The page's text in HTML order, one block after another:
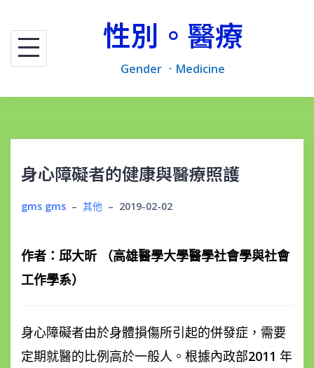
至
性別。醫療
Gender ．Medicine
身心障礙者的健康與醫療照護
gms gms – 其他 – 2019-02-02
作者：邱大昕 （高雄醫學大學醫學社會學與社會
工作學系）
身心障礙者由於身體損傷所引起的併發症，需要
定期就醫的比例高於一般人。根據內政部2011 年